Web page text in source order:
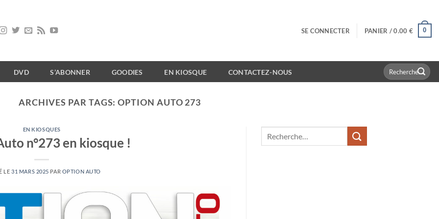
SE CONNECTER PANIER /0.00 € 0
DVD S’ABONNER GOODIES EN KIOSQUE CONTACTEZ-NOUS
Recherche
pour :
ARCHIVES PAR TAGS:OPTION AUTO 273
EN KIOSQUES
n°273 en kiosque !
LE31 MARS 2025 PAR OPTION AUTO